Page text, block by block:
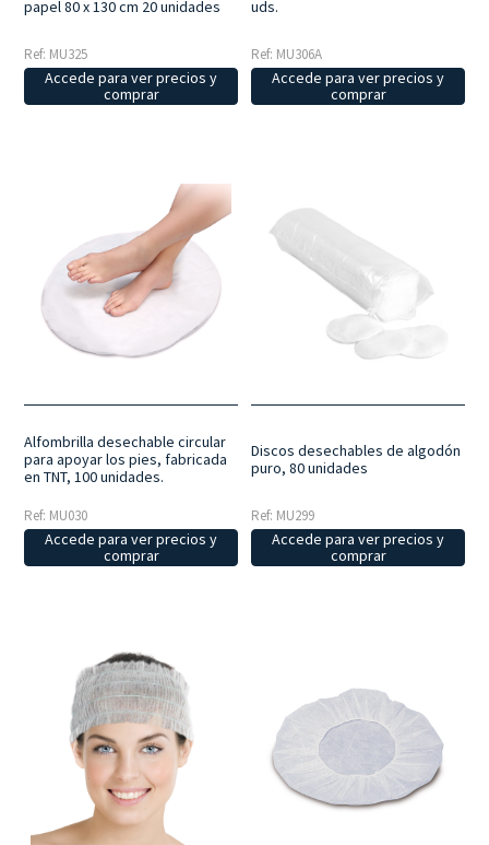
papel 80 x 130 cm 20 unidades
Ref: MU325
Accede para ver precios y
comprar
uds.
Ref: MU306A
Accede para ver precios y
comprar
Alfombrilla desechable circular
para apoyar los pies, fabricada
en TNT, 100 unidades.
Ref: MU030
Accede para ver precios y
comprar
Discos desechables de algodón
puro, 80 unidades
Ref: MU299
Accede para ver precios y
comprar